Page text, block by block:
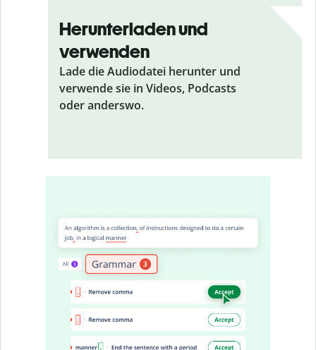
Herunterladen und
verwenden
Lade die Audiodatei herunter und
verwende sie in Videos, Podcasts
oder anderswo.